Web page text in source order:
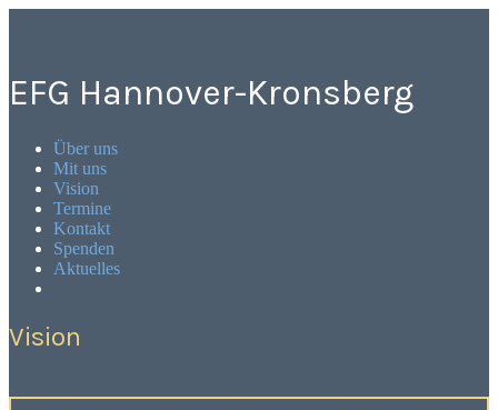
EFG Hannover-Kronsberg
Über uns
Mit uns
Vision
Termine
Kontakt
Spenden
Aktuelles
Vision